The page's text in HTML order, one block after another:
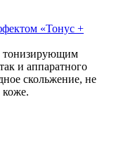
«Тонус +
тонизирующим
и аппаратного
скольжение, не
коже.